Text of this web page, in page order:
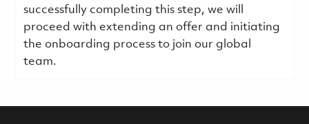
successfully completing this step, we will
proceed with extending an offer and initiating
the onboarding process to join our global
team.